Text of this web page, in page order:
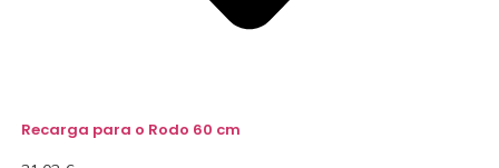
Recarga para o Rodo 60 cm